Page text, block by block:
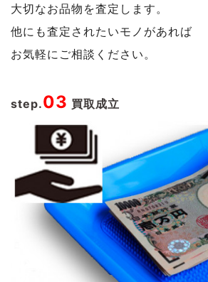
大切なお品物を査定します。
他にも査定されたいモノがあれば
お気軽にご相談ください。
step.03 買取成立